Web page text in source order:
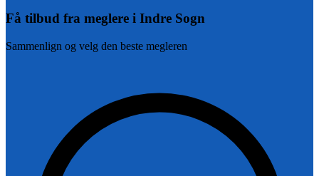
Få tilbud fra meglere i Indre Sogn
Sammenlign og velg den beste megleren